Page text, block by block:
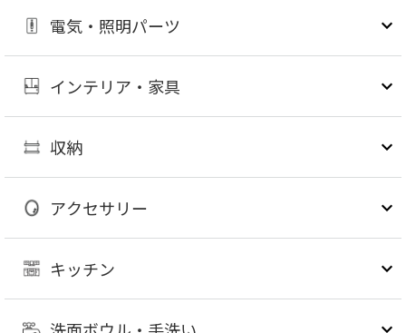
電気・照明パーツ
インテリア・家具
収納
アクセサリー
キッチン